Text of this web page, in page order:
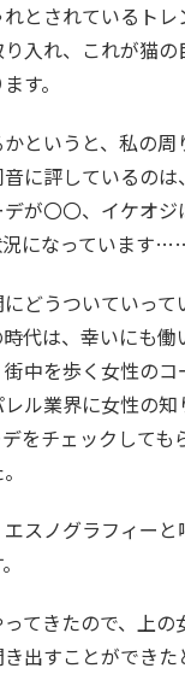
とされているトレ
入れ、これが猫の
す。
というと、私の
に評しているのは
が〇〇、イケオジ
になっています
どうついていって
代は、幸いにも
中を歩く女性の
ル業界に女性の知
をチェックしても
スノグラフィーと
てきたので、上
出すことができた